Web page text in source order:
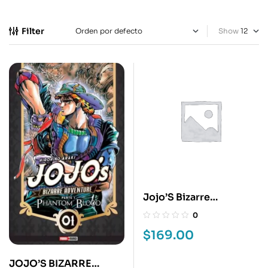
Filter Show
JOJO’S BIZARRE
Jojo’S Bizarre
Adventure 10
0
$169.00